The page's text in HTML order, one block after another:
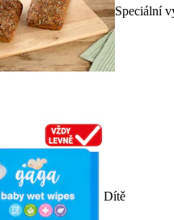
Speciální
Dítě